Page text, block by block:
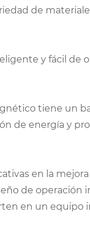
de
y fácil de
tiene un
de energía y
en la mejora
de operación
en un equipo